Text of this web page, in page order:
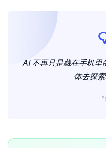
AI 不再只是藏在手机里
体去探索
“